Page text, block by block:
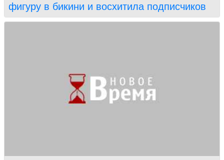
фигуру в бикини и восхитила подписчиков